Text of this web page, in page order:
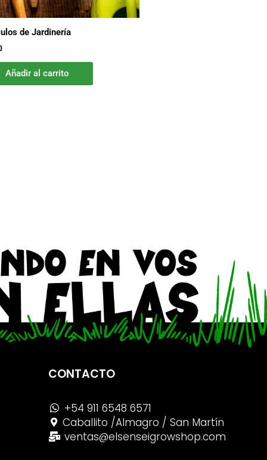
de Jardinería
Añadir al carrito
CONTACTO
+54 911 6548 6571
Caballito /Almagro / San Martín
ventas@elsenseigrowshop.com